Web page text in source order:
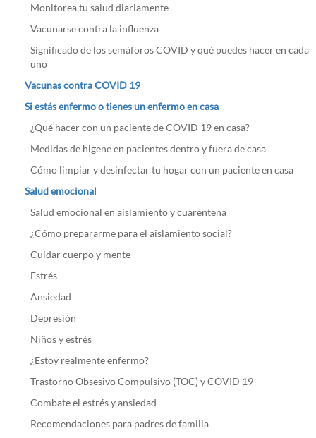
Monitorea tu salud diariamente
Vacunarse contra la influenza
Significado de los semáforos COVID y qué puedes hacer en cada
uno
Vacunas contra COVID 19
Si estás enfermo o tienes un enfermo en casa
¿Qué hacer con un paciente de COVID 19 en casa?
Medidas de higene en pacientes dentro y fuera de casa
Cómo limpiar y desinfectar tu hogar con un paciente en casa
Salud emocional
Salud emocional en aislamiento y cuarentena
¿Cómo prepararme para el aislamiento social?
Cuidar cuerpo y mente
Estrés
Ansiedad
Depresión
Niños y estrés
¿Estoy realmente enfermo?
Trastorno Obsesivo Compulsivo (TOC) y COVID 19
Combate el estrés y ansiedad
Recomendaciones para padres de familia